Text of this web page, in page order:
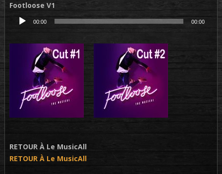
Footloose V1
Lecteur
00:00 00:00
RETOUR À Le MusicAll
RETOUR À Le MusicAll